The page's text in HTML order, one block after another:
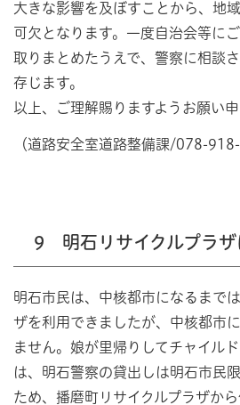
大きな影響を及ぼすことから、地
可欠となります。一度自治会等に
取りまとめたうえで、警察に相談
存じます。
以上、ご理解賜りますようお願い申
（道路安全室道路整備課/078-
9 明石リサイクルプラザ
明石市民は、中核都市になるまで
ザを利用できましたが、中核都市
ません。娘が里帰りしてチャイル
は、明石警察の貸出しは明石市民
ため、播磨町リサイクルプラザから